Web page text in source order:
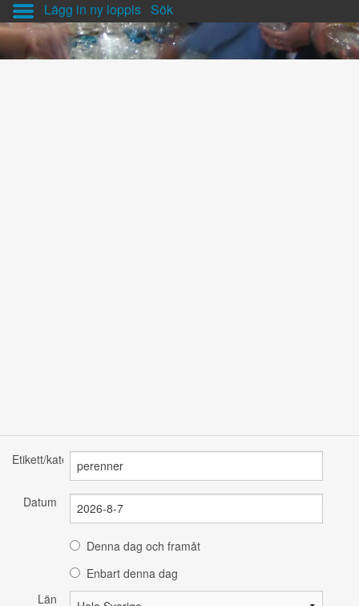
Lägg in ny loppis Sök
Etikett/kategori
Datum
Denna dag och framåt
Enbart denna dag
Län